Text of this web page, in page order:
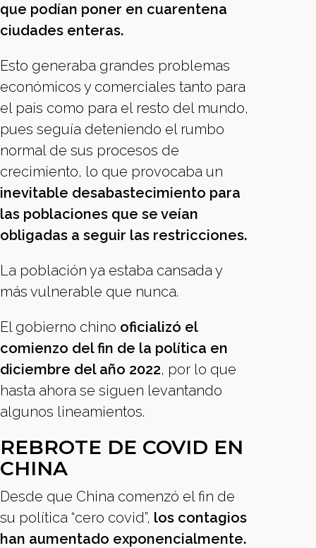
que podían poner en cuarentena
ciudades enteras.
Esto generaba grandes problemas
económicos y comerciales tanto para
el país como para el resto del mundo,
pues seguía deteniendo el rumbo
normal de sus procesos de
crecimiento, lo que provocaba un
inevitable desabastecimiento para
las poblaciones que se veían
obligadas a seguir las restricciones.
La población ya estaba cansada y
más vulnerable que nunca.
El gobierno chino oficializó el
comienzo del fin de la política en
diciembre del año 2022, por lo que
hasta ahora se siguen levantando
algunos lineamientos.
REBROTE DE COVID EN
CHINA
Desde que China comenzó el fin de
su política “cero covid”, los contagios
han aumentado exponencialmente.